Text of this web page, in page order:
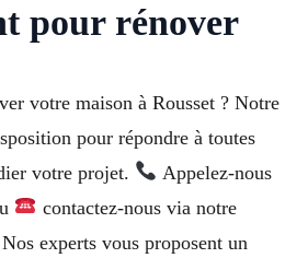
pour rénover
votre maison à Rousset ? Notre
pour répondre à toutes
votre projet.
Appelez-nous
contactez-nous via notre
experts vous proposent un